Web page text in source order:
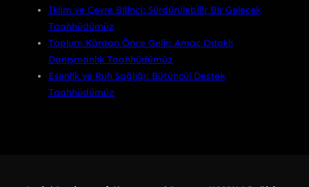
İklim ve Çevre Bilinci: Sürdürülebilir Bir Gelecek
Taahhüdümüz
Toplum Kârdan Önce Gelir: Amaç Odaklı
Danışmanlık Taahhüdümüz
Esenlik ve Ruh Sağlığı: Bütüncül Destek
Taahhüdümüz